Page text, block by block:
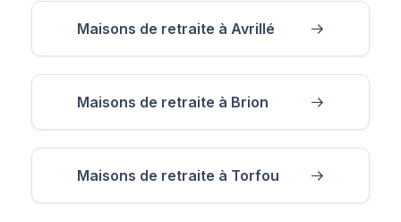
Maisons de retraite à Avrillé
Maisons de retraite à Brion
Maisons de retraite à Torfou